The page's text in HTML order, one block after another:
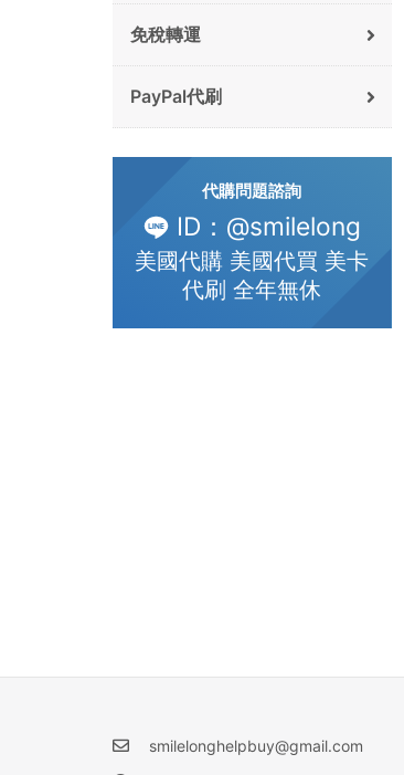
免稅轉運
PayPal代刷
代購問題諮詢
ID：@smilelong
美國代購 美國代買 美卡
代刷 全年無休
smilelonghelpbuy@gmail.com